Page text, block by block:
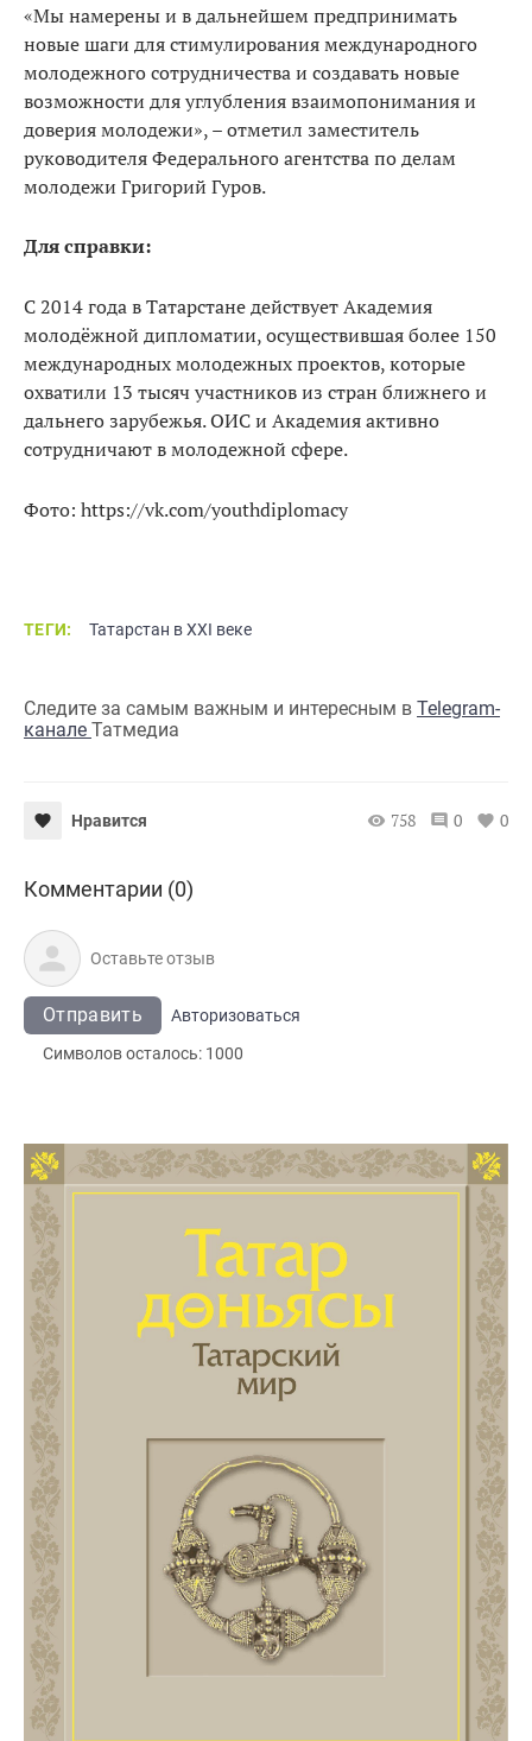
«Мы намерены и в дальнейшем предпринимать
новые шаги для стимулирования международного
молодежного сотрудничества и создавать новые
возможности для углубления взаимопонимания и
доверия молодежи», – отметил заместитель
руководителя Федерального агентства по делам
молодежи Григорий Гуров.
Для справки:
С 2014 года в Татарстане действует Академия
молодёжной дипломатии, осуществившая более 150
международных молодежных проектов, которые
охватили 13 тысяч участников из стран ближнего и
дальнего зарубежья. ОИС и Академия активно
сотрудничают в молодежной сфере.
Фото: https://vk.com/youthdiplomacy
ТЕГИ: Татарстан в XXI веке
Следите за самым важным и интересным в Telegram-
канале Татмедиа
Нравится 758 0 0
Комментарии (0)
Отправить
Авторизоваться
Символов осталось: 1000